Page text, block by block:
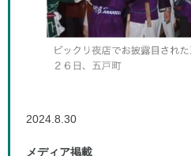
2024.8.30
メディア掲載